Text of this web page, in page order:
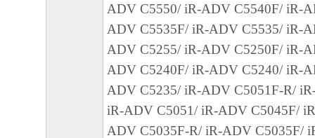
(2) キヤノン、キヤノンのライセンサー、
社、キヤノンの関連会社、それらの販売代
店のいずれも、「本ソフトウェア」の使用
から生ずるいかなる損害（逸失利益および
または付随的な損害を含むがこれらに限定
損害を言います。）について、適用法で認
ADV C5550/ iR-ADV C5540F/ iR-
ADV C5535F/ iR-ADV C5535/ iR-
ADV C5255/ iR-ADV C5250F/ iR-
ADV C5240F/ iR-ADV C5240/ iR-
ADV C5235/ iR-ADV C5051F-R/
iR-ADV C5051/ iR-ADV C5045F/
ADV C5035F-R/ iR-ADV C5035F/